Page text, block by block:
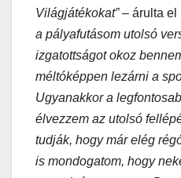
Világjátékokat”– árulta el
a pályafutásom utolsó
izgatottságot okoz
méltóképpen lezárni a
Ugyanakkor a
élvezzem az utolsó
tudják, hogy már elég
is mondogatom, hogy